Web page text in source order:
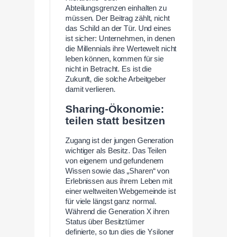
Abteilungsgrenzen einhalten zu
müssen. Der Beitrag zählt, nicht
das Schild an der Tür. Und eines
ist sicher: Unternehmen, in denen
die Millennials ihre Wertewelt nicht
leben können, kommen für sie
nicht in Betracht. Es ist die
Zukunft, die solche Arbeitgeber
damit verlieren.
Sharing-Ökonomie:
teilen statt besitzen
Zugang ist der jungen Generation
wichtiger als Besitz. Das Teilen
von eigenem und gefundenem
Wissen sowie das „Sharen“ von
Erlebnissen aus ihrem Leben mit
einer weltweiten Webgemeinde ist
für viele längst ganz normal.
Während die Generation X ihren
Status über Besitztümer
definierte, so tun dies die Ysiloner